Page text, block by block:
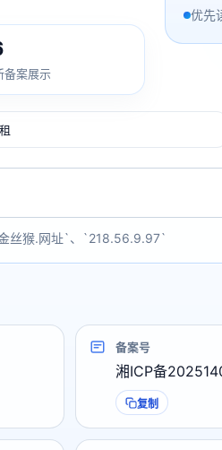
备案展示
优先
丝猴.网址`、`218.56.9.97`
备案号
湘ICP备
复制